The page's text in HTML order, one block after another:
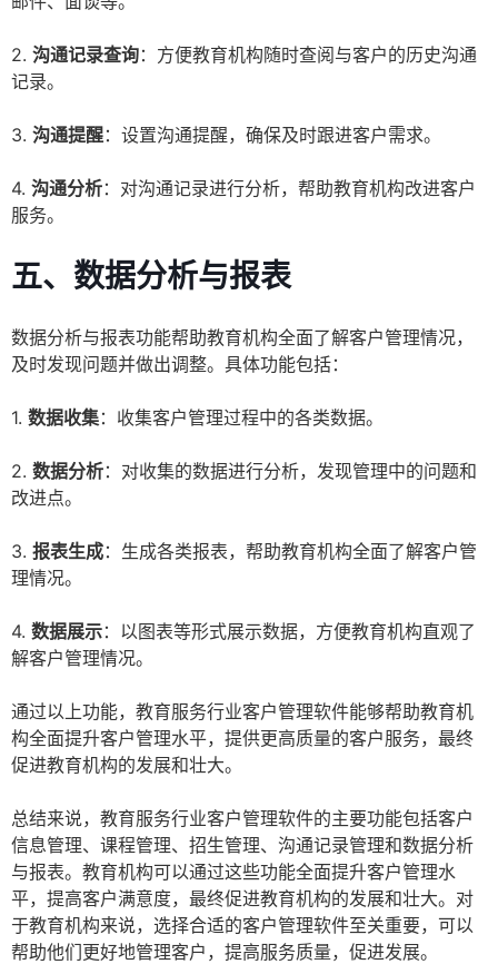
2. 沟通记录查询：方便教育机构随时查阅与客户的历史沟通
记录。
3. 沟通提醒：设置沟通提醒，确保及时跟进客户需求。
4. 沟通分析：对沟通记录进行分析，帮助教育机构改进客户
服务。
五、数据分析与报表
数据分析与报表功能帮助教育机构全面了解客户管理情况，
及时发现问题并做出调整。具体功能包括：
1. 数据收集：收集客户管理过程中的各类数据。
2. 数据分析：对收集的数据进行分析，发现管理中的问题和
改进点。
3. 报表生成：生成各类报表，帮助教育机构全面了解客户管
理情况。
4. 数据展示：以图表等形式展示数据，方便教育机构直观了
解客户管理情况。
通过以上功能，教育服务行业客户管理软件能够帮助教育机
构全面提升客户管理水平，提供更高质量的客户服务，最终
促进教育机构的发展和壮大。
总结来说，教育服务行业客户管理软件的主要功能包括客户
信息管理、课程管理、招生管理、沟通记录管理和数据分析
与报表。教育机构可以通过这些功能全面提升客户管理水
平，提高客户满意度，最终促进教育机构的发展和壮大。对
于教育机构来说，选择合适的客户管理软件至关重要，可以
帮助他们更好地管理客户，提高服务质量，促进发展。